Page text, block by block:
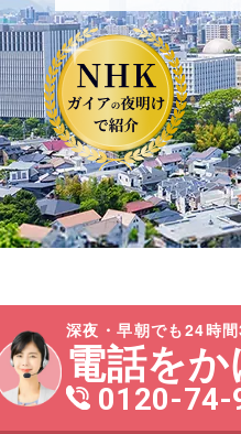
深夜・早朝でも24時
電話をか
0120-74-